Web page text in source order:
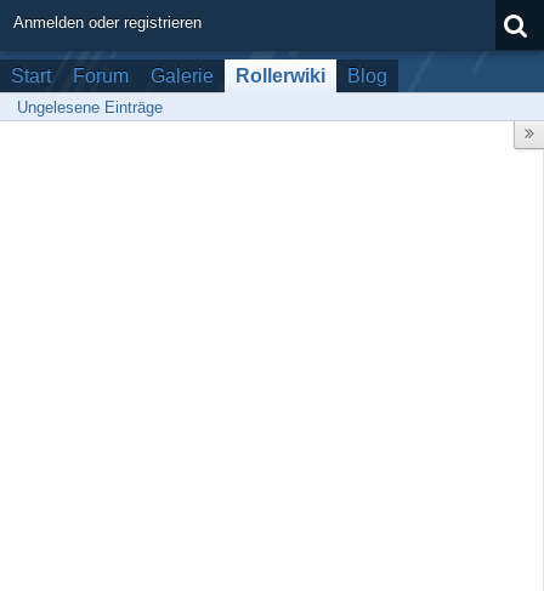
Anmelden oder registrieren
Start Forum Galerie Rollerwiki Blog
Ungelesene Einträge